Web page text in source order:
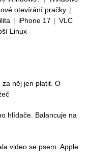
otevírání pračky |
| iPhone 17 | VLC
Linux
za něj jen platit. O
hlídače. Balancuje na
video se psem. Apple